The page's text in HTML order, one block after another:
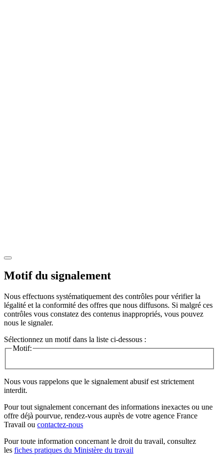
Motif du signalement
Nous effectuons systématiquement des contrôles pour vérifier la
légalité et la conformité des offres que nous diffusons. Si malgré ces
contrôles vous constatez des contenus inappropriés, vous pouvez
nous le signaler.
Sélectionnez un motif dans la liste ci-dessous :
Motif:
Nous vous rappelons que le signalement abusif est strictement
interdit.
Pour tout signalement concernant des informations inexactes ou une
offre déjà pourvue, rendez-vous auprès de votre agence France
Travail ou contactez-nous
Pour toute information concernant le droit du travail, consultez
les fiches pratiques du Ministère du travail